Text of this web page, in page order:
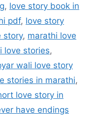
, love story book in
pdf, love story
story, marathi love
love stories,
wali love story
stories in marathi,
love story in
have endings